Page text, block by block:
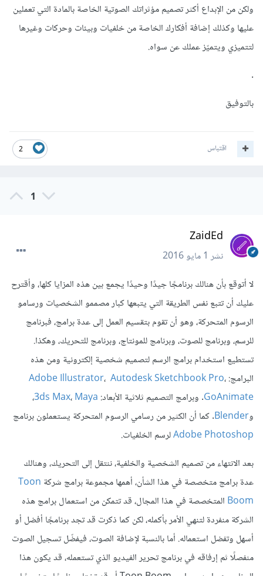
ولكن من الإبداع أكثر تصميم مؤثراتك الصوتية الخاصة بالمادة التي تعملين
عليها وكذلك إضافة أفكارك الخاصة من خلفيات وبيئات وحركات وغيرها
لتتميزي ويتميّز عملك عن سواه.
بالتوفيق
2 اقتباس
1
ZaidEd
نشر1 مايو 2016
لا أتوقع بأن هنالك برنامجًا جيدًا وحيدًا يجمع بين هذه المزايا كلها، وأقترح
عليك أن تتبع نفس الطريقة التي يتبعها كبار مصممو الشخصيات ورسامو
الرسوم المتحركة، وهو أن تقوم بتقسيم العمل إلى عدة برامج، فبرنامج
للرسم، وبرنامج للصوت، وبرنامج للمونتاج، وبرنامج للتحريك، وهكذا.
تستطيع استخدام برامج الرسم لتصميم شخصية إلكترونية ومن هذه
البرامج:
Adobe Illustrator ،Autodesk Sketchbook Pro
GoAnimate. وبرامج التصميم ثلاثية الأبعاد: 3ds Max،Maya
،
وBlender. كما أن الكثير من رسامي الرسوم المتحركة يستعملون برنامج
Adobe Photoshop لرسم الخلفيات.
بعد الانتهاء من تصميم الشخصية والخلفية، ننتقل إلى التحريك، وهنالك
عدة برامج متخصصة في هذا الشأن، أهمها مجموعة برامج شركة Toon
Boomالمتخصصة في هذا المجال، قد تتمكن من استعمال برامج هذه
الشركة منفردة لتنهي الأمر بأكمله، لكن كما ذكرت قد تجد برنامجًا أفضل أو
أسهل وتفضل استعماله. أما بالنسبة لإضافة الصوت، فيفضّل تسجيل الصوت
منفصلًا ثم إرفاقه في برنامج تحرير الفيديو الذي تستعمله، قد يكون هذا